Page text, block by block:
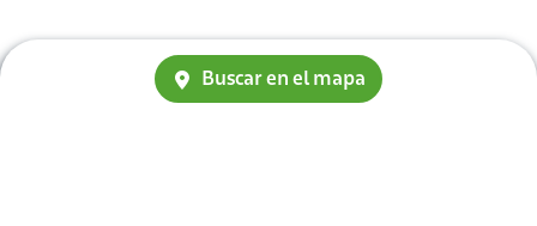
Buscar en el mapa